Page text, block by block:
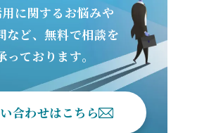
に関するお悩みや
など、無料で相談を
っております。
合わせはこちら